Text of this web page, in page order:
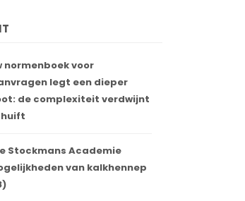
normenboek voor
legt een dieper
de complexiteit verdwijnt
Stockmans Academie
van kalkhennep